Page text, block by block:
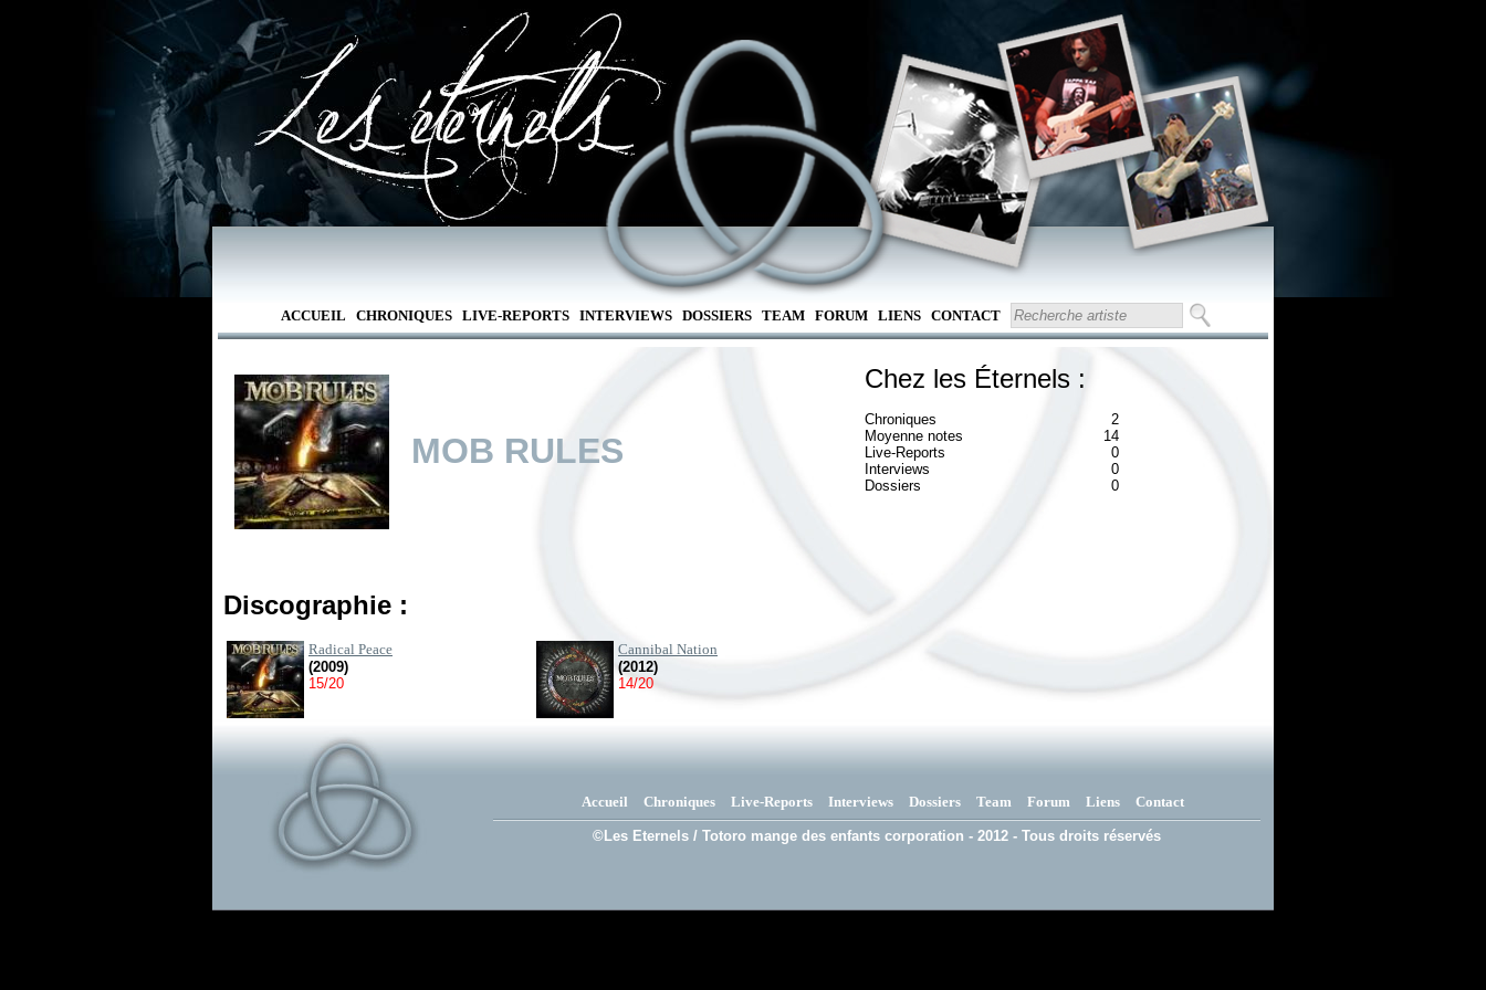
ACCUEIL CHRONIQUES LIVE-REPORTS INTERVIEWS DOSSIERS TEAM FORUM LIENS CONTACT
MOB RULES
Chez les Éternels :
Chroniques
2
Moyenne notes
14
Live-Reports
0
Interviews
0
Dossiers
0
Discographie :
Radical Peace
(2009)
15/20
Cannibal Nation
(2012)
14/20
Accueil Chroniques Live-Reports Interviews Dossiers Team Forum Liens Contact
©Les Eternels / Totoro mange des enfants corporation - 2012 - Tous droits réservés